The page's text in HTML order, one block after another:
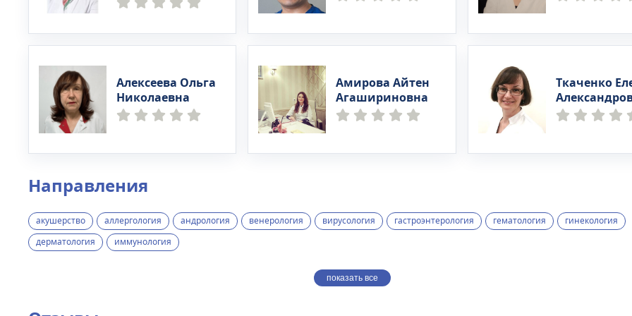
Алексеева Ольга
Николаевна
Амирова Айтен
Агашириновна
Ткаченко
Направления
акушерство аллергология андрология венерология вирусология гастроэнтерология гематология
гинекология
дерматология
иммунология
показать все